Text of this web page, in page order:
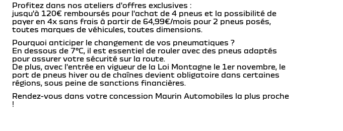
Profitez dans nos ateliers d'offres exclusives :
jusqu'à 120€ remboursés pour l'achat de 4 pneus et la possibilité de
payer en 4x sans frais à partir de 64,99€/mois pour 2 pneus posés,
toutes marques de véhicules, toutes dimensions.
Pourquoi anticiper le changement de vos pneumatiques ?
En dessous de 7°C, il est essentiel de rouler avec des pneus adaptés
pour assurer votre sécurité sur la route.
De plus, avec l'entrée en vigueur de la Loi Montagne le 1er novembre, le
port de pneus hiver ou de chaînes devient obligatoire dans certaines
régions, sous peine de sanctions financières.
Rendez-vous dans votre concession Maurin Automobiles la plus proche
!